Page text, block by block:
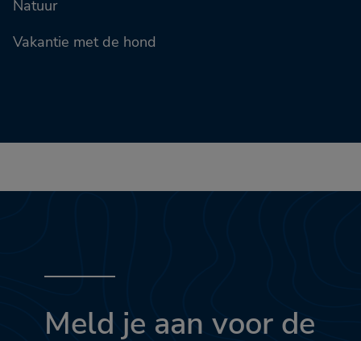
Natuur
Vakantie met de hond
Meld je aan voor de